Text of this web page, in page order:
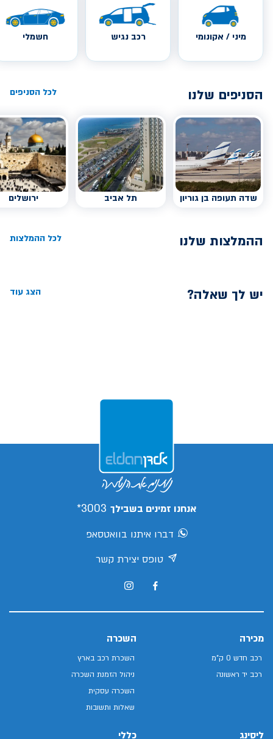
מיני / אקונומי רכב נגיש חשמלי
הסניפים שלנו לכל הסניפים
שדה תעופה בן גוריון תל אביב ירושלים
ההמלצות שלנו לכל ההמלצות
יש לך שאלה? הצג עוד
אנחנו זמינים בשבילך 3003*
דברו איתנו בוואטסאפ
טופס יצירת קשר
מכירה
רכב חדש 0 ק"מ
רכב יד ראשונה
השכרה
השכרת רכב בארץ
ניהול הזמנת השכרה
השכרה עסקית
שאלות ותשובות
ליסינג כללי